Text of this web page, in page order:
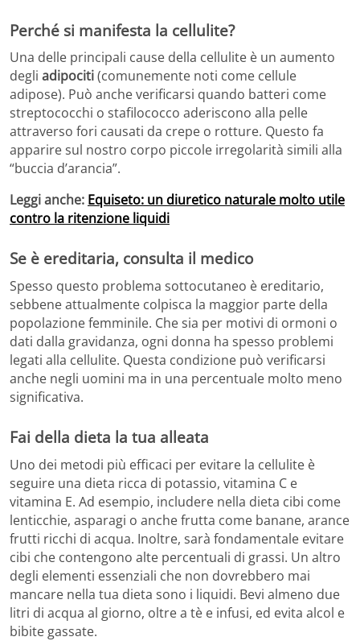
Perché si manifesta la cellulite?
Una delle principali cause della cellulite è un aumento
degli adipociti(comunemente noti come cellule
adipose). Può anche verificarsi quando batteri come
streptococchi o stafilococco aderiscono alla pelle
attraverso fori causati da crepe o rotture. Questo fa
apparire sul nostro corpo piccole irregolarità simili alla
“buccia d’arancia”.
Leggi anche: Equiseto: un diuretico naturale molto utile
contro la ritenzione liquidi
Se è ereditaria, consulta il medico
Spesso questo problema sottocutaneo è ereditario,
sebbene attualmente colpisca la maggior parte della
popolazione femminile. Che sia per motivi di ormoni o
dati dalla gravidanza, ogni donna ha spesso problemi
legati alla cellulite. Questa condizione può verificarsi
anche negli uomini ma in una percentuale molto meno
significativa.
Fai della dieta la tua alleata
Uno dei metodi più efficaci per evitare la cellulite è
seguire una dieta ricca di potassio, vitamina C e
vitamina E. Ad esempio, includere nella dieta cibi come
lenticchie, asparagi o anche frutta come banane, arance
frutti ricchi di acqua. Inoltre, sarà fondamentale evitare
cibi che contengono alte percentuali di grassi. Un altro
degli elementi essenziali che non dovrebbero mai
mancare nella tua dieta sono i liquidi. Bevi almeno due
litri di acqua al giorno, oltre a tè e infusi, ed evita alcol e
bibite gassate.